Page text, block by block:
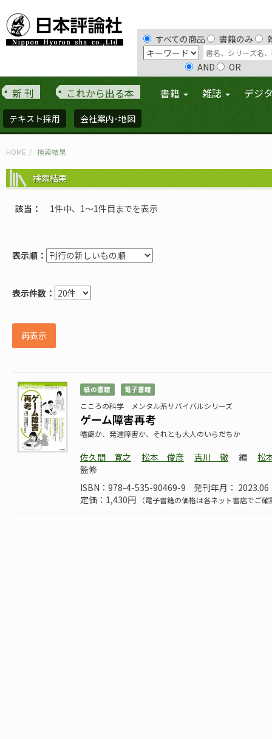
すべての商品 書籍のみ
AND OR
新 刊 これから出る本 書籍 雑誌 デジ
テキスト採用 会社案内･地図
HOME 検索結果
検索結果
該当 1件中、1〜1件目までを表示
表示順：
表示件数：
再表示
紙の書籍 電子書籍
こころの科学 メンタル系サバイバルシリーズ
ゲーム障害再考
嗜癖か、発達障害か、それとも大人のいらだちか
佐久間 寛之 松本 俊彦 吉川 徹 編
松
監修
ISBN：978-4-535-90469-9
発刊年月： 2023.06
定価：1,430円
（電子書籍の価格は各ネット書店でご